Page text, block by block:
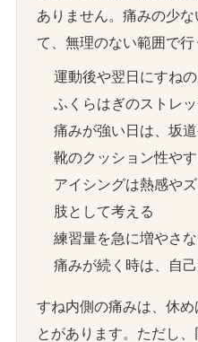
ありません。痛みの少
て、無理のない範囲で行
運動後や翌日にすね
ふくらはぎのストレ
痛みが強い日は、坂
靴のクッション性や
アイシングは熱感や
肢として考える
練習量を急に増やさ
痛みが続く時は、自
すね内側の痛みは、休
とがあります。ただし